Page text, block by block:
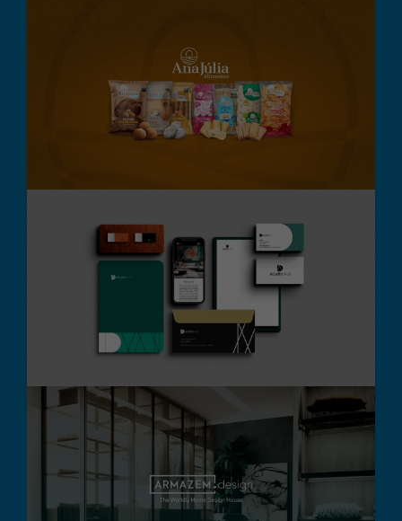
Embalagens Ana Júlia
Alimentos
Branding Design Gráfico Embalagem
Studio A.d
Design Gráfico Destaque
Armazem Design
Branding Design Gráfico Destaque Digital